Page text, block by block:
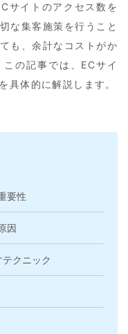
サイトのアクセス数を
な集客施策を行うこと
も、余計なコストがか
の記事では、ECサイ
具体的に解説します。
要性
因
クニック